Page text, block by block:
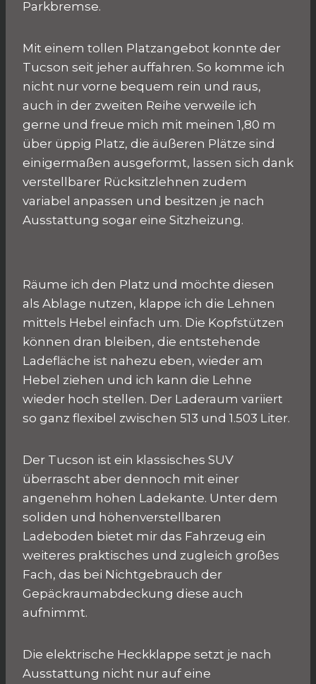
Parkbremse.
Mit einem tollen Platzangebot konnte der
Tucson seit jeher auffahren. So komme ich
nicht nur vorne bequem rein und raus,
auch in der zweiten Reihe verweile ich
gerne und freue mich mit meinen 1,80 m
über üppig Platz, die äußeren Plätze sind
einigermaßen ausgeformt, lassen sich dank
verstellbarer Rücksitzlehnen zudem
variabel anpassen und besitzen je nach
Ausstattung sogar eine Sitzheizung.
Räume ich den Platz und möchte diesen
als Ablage nutzen, klappe ich die Lehnen
mittels Hebel einfach um. Die Kopfstützen
können dran bleiben, die entstehende
Ladefläche ist nahezu eben, wieder am
Hebel ziehen und ich kann die Lehne
wieder hoch stellen. Der Laderaum variiert
so ganz flexibel zwischen 513 und 1.503 Liter.
Der Tucson ist ein klassisches SUV
überrascht aber dennoch mit einer
angenehm hohen Ladekante. Unter dem
soliden und höhenverstellbaren
Ladeboden bietet mir das Fahrzeug ein
weiteres praktisches und zugleich großes
Fach, das bei Nichtgebrauch der
Gepäckraumabdeckung diese auch
aufnimmt.
Die elektrische Heckklappe setzt je nach
Ausstattung nicht nur auf eine